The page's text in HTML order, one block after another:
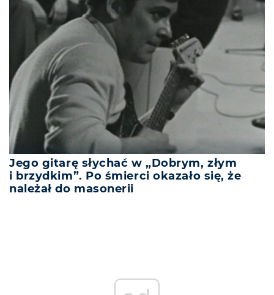
Jego gitarę słychać w „Dobrym, złym
i brzydkim”. Po śmierci okazało się, że
należał do masonerii